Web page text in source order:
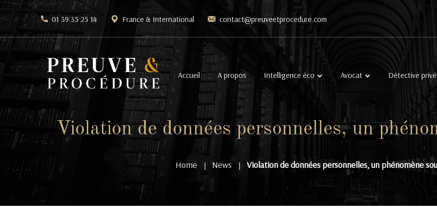
01 39 35 25 14 France & International contact@preuveetprocedure.com
Accueil A propos Intelligence éco Avocat Détective privé
Violation de données personnelles, un
Home |News | Violation de données personnelles, un phénomène